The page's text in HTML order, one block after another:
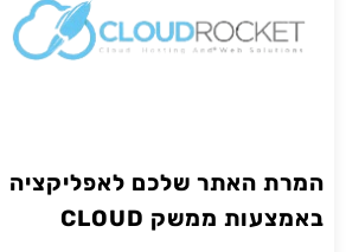
המרת האתר שלכם לאפליקציה
באמצעות ממשק CLOUD